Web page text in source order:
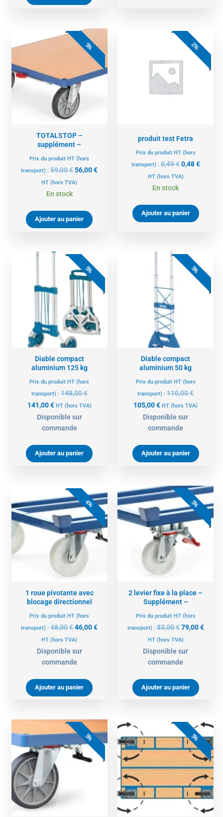
5%
TOTALSTOP –
supplément –
Prix du produit HT (hors
transport) :59,00€
Le
prix
initial
59,00 €.
56,00€
actuel
est :
56,00 €.
HT (hors TVA)
En stock
Ajouter au panier
2%
produit test Fetra
Prix du produit HT (hors
transport) :0,49€
Le
prix
initial
0,48€
prix
actuel
est :
HT (hors TVA)
En stock
Ajouter au panier
5%
Diable compact
aluminium 125 kg
Prix du produit HT (hors
transport) : 148,00€
prix
initial
était :
141,00€
actuel
est :
141,00 €.
HT (hors TVA)
Disponible sur
commande
Ajouter au panier
5%
Diable compact
aluminium 50 kg
Prix du produit HT (hors
transport) :110,00€
prix
initial
était :
105,00€
actuel
est :
105,00 €.
HT (hors TVA)
Disponible sur
commande
Ajouter au panier
4%
1 roue pivotante avec
blocage directionnel
Prix du produit HT (hors
transport) :48,00€
Le
prix
initial
était :
48,00 €.
46,00€
Le
prix
actuel
est :
46,00 €.
HT (hors TVA)
Disponible sur
commande
Ajouter au panier
5%
2 levier fixe à la place –
Supplément –
Prix du produit HT (hors
transport) :83,00€
Le
prix
initial
était :
83,00 €.
79,00€
Le
prix
actuel
est :
HT (hors TVA)
Disponible sur
commande
Ajouter au panier
5%
prix
initial
était :
prix
actuel
est :
103,00 €.
5%
Le
prix
initial
était :
19,00 €.
Le
prix
actuel
est :
18,00